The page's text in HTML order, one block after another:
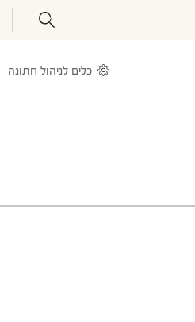
כלים לניהול חתונה